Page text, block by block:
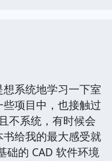
系统地学习一下室
项目中，也接触过
不系统，有时候会
给我的最大感受就
础的 CAD 软件环境